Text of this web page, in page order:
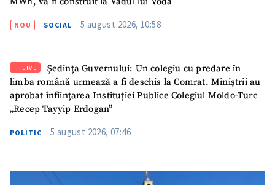
NOU SOCIAL 5 august 2026, 10:58
LIVE
Ședința Guvernului: Un colegiu cu predare în
limba română urmează a fi deschis la Comrat. Miniștrii au
aprobat înființarea Instituției Publice Colegiul Moldo-Turc
„Recep Tayyip Erdogan”
POLITIC 5 august 2026, 07:46
CONTACT SURSĂ
Sursă anonimă
Nume+ Numele meu
Email+ Emailul meu